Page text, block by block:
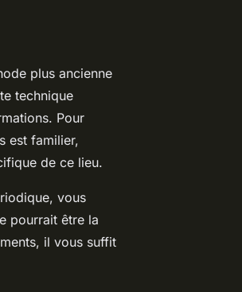
plus ancienne
technique
Pour
est familier,
de ce lieu.
vous
pourrait être la
il vous suffit